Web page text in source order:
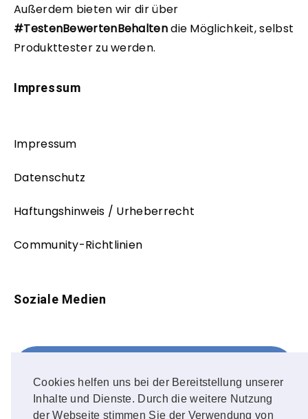
Cookies helfen uns bei der Bereitstellung unserer
Inhalte und Dienste. Durch die weitere Nutzung
der Webseite stimmen Sie der Verwendung von
Außerdem bieten wir dir über
#TestenBewertenBehaltendie Möglichkeit, selbst
Produkttester zu werden.
Impressum
Impressum
Datenschutz
Haftungshinweis / Urheberrecht
Community-Richtlinien
Soziale Medien
FOLLOW ME!
Instagram